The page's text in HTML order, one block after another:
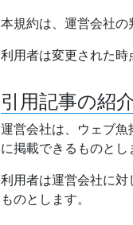
本規約は、運営会社の
利用者は変更された時
引用記事の紹
運営会社は、ウェブ
に掲載できるものとし
利用者は運営会社に対
ものとします。